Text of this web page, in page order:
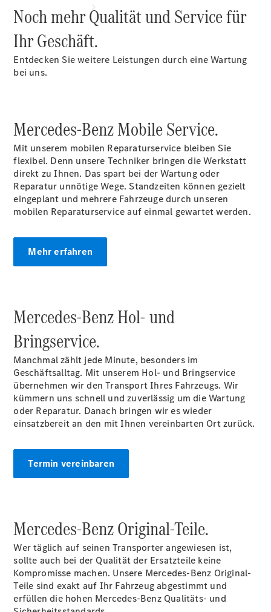
Kompletträder
Reifen- und
Komplettradschutz
EU-
Übersicht
Unfallreparaturen
Rücknahme
&
und
Garantie-
Pakete
Mobile
Service
Fleet
Services
Noch mehr Qualität und Service für
Ihr Geschäft.
Entdecken Sie weitere Leistungen durch eine Wartung
bei uns.
Mercedes-Benz MobileService.
Mit unserem mobilen Reparaturservice bleiben Sie
flexibel. Denn unsere Techniker bringen die Werkstatt
direkt zu Ihnen. Das spart bei der Wartung oder
Reparatur unnötige Wege. Standzeiten können gezielt
eingeplant und mehrere Fahrzeuge durch unseren
mobilen Reparaturservice auf einmal gewartet werden.
Mehr erfahren
Mercedes-Benz Hol- und
Bringservice.
Manchmal zählt jede Minute, besonders im
Geschäftsalltag. Mit unserem Hol- und Bringservice
übernehmen wir den Transport Ihres Fahrzeugs. Wir
kümmern uns schnell und zuverlässig um die Wartung
oder Reparatur. Danach bringen wir es wieder
einsatzbereit an den mit Ihnen vereinbarten Ort zurück.
Termin vereinbaren
Mercedes-Benz Original-Teile.
Wer täglich auf seinen Transporter angewiesen ist,
sollte auch bei der Qualität der Ersatzteile keine
Kompromisse machen. Unsere Mercedes-Benz Original-
Teile sind exakt auf Ihr Fahrzeug abgestimmt und
erfüllen die hohen Mercedes-Benz Qualitäts- und